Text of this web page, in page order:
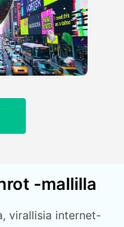
-mallilla
virallisia internet-